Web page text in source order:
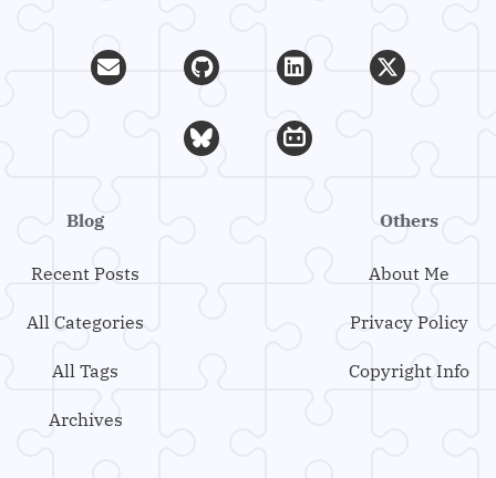
Blog
Recent Posts
All Categories
All Tags
Archives
Others
About Me
Privacy Policy
Copyright Info